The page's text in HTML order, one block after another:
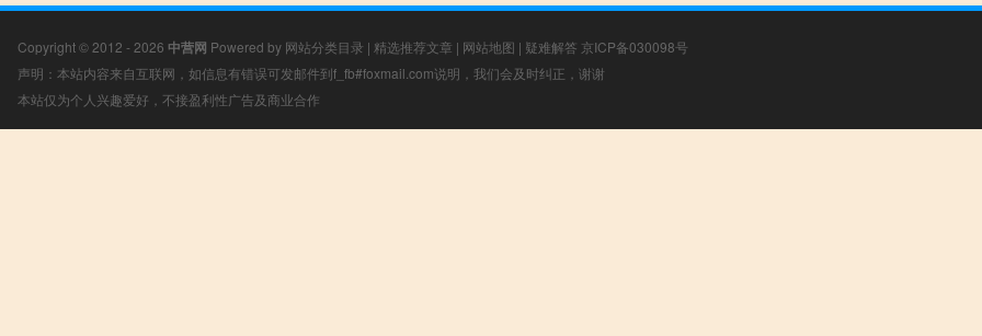
Copyright © 2012 - 2026 中营网 Powered by 网站分类目录 | 精选推荐文章 | 网站地图 | 疑难解答 京ICP备030098号
声明：本站内容来自互联网，如信息有错误可发邮件到f_fb#foxmail.com说明，我们会及时纠正，谢谢
本站仅为个人兴趣爱好，不接盈利性广告及商业合作